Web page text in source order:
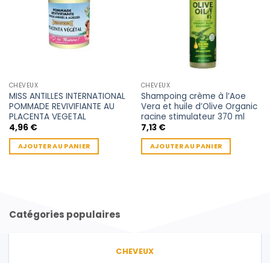
CHEVEUX
MISS ANTILLES INTERNATIONAL
POMMADE REVIVIFIANTE AU
PLACENTA VEGETAL
4,96 €
AJOUTER AU PANIER
CHEVEUX
Shampoing crème à l’Aoe
Vera et huile d’Olive Organic
racine stimulateur 370 ml
7,13 €
AJOUTER AU PANIER
Catégories populaires
CHEVEUX